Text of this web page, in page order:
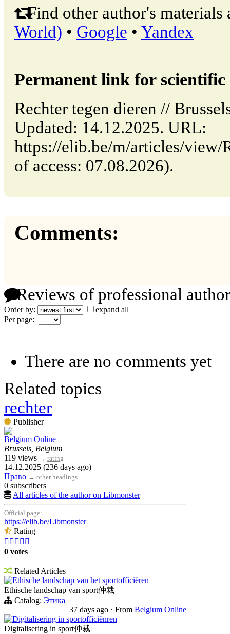
Find other author's materials
World) • Google • Yandex
Permanent link for
Rechter tegen dieren //
Updated: 14.12.2025. URL:
https://elib.be/m/articles/view/
of access: 07.08.2026).
Comments:
Reviews of professional
Order by:
expand all
Per page:
There are no comments yet
Related topics
rechter
Publisher
Belgium Online
Brussels, Belgium
119 views → rating
14.12.2025 (236 days ago)
Право → other headings
0 subscribers
All articles of the author on Libmonster
Official page:
https://elib.be/Libmonster
Rating
    
0 votes
Related Articles
Ethische landschap van het sportofficiëren
Ethische landschap van sport仲裁
Catalog: Этика
37 days ago · From Belgium Online
Digitalisering in sportofficiënren
Digitalisering in sport仲裁